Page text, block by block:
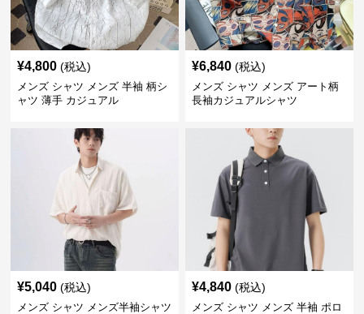
¥4,800 (税込)
メンズ シャツ メンズ 半袖 柄シ
ャツ 薄手 カジュアル
¥6,840 (税込)
メンズ シャツ メンズ アート柄
長袖カジュアルシャツ
¥5,040 (税込)
メンズ シャツ メンズ半袖シャツ
¥4,840 (税込)
メンズ シャツ メンズ 半袖 ポロ